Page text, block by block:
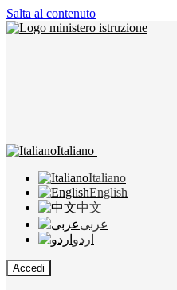
Salta al contenuto
Italiano
Italiano
English
中文
عربى
اردو
Accedi